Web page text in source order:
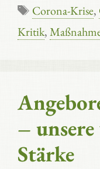
Schlagwörter
Corona-Krise,
Kritik,
– unsere
Stärke